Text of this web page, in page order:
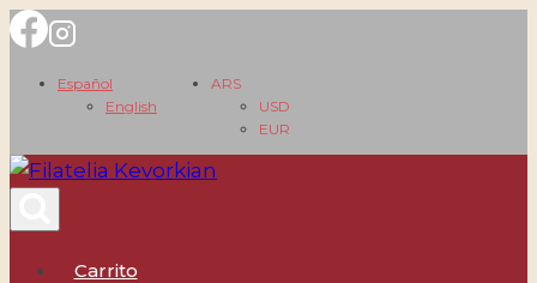
Saltar
contenido
Español
English
ARS
USD
EUR
Carrito